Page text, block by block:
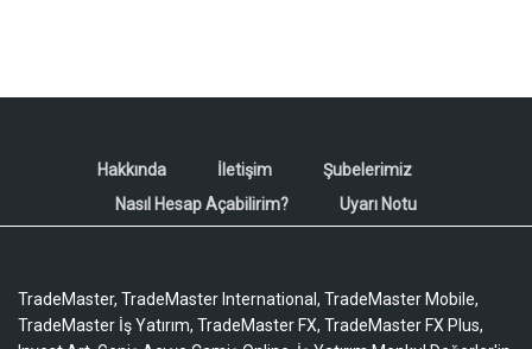
Hakkında İletişim
Şubelerimiz
Nasıl Hesap Açabilirim?
Uyarı Notu
TradeMaster, TradeMaster International, TradeMaster Mobile,
TradeMaster İş Yatırım, TradeMaster FX, TradeMaster FX Plus,